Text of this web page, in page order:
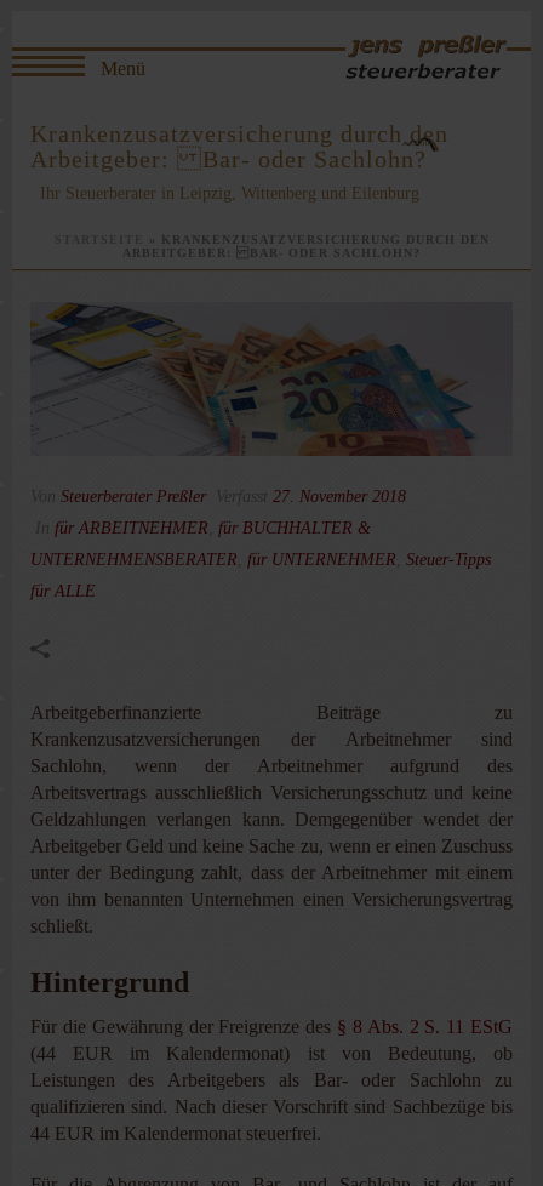
Krankenzusatzversicherung durch den
Arbeitgeber: Bar- oder Sachlohn?
Ihr Steuerberater in Leipzig, Wittenberg und Eilenburg
»
KRANKENZUSATZVERSICHERUNG DURCH DEN
ARBEITGEBER: BAR- ODER SACHLOHN?
Von Steuerberater Preßler Verfasst 27. November 2018
In für ARBEITNEHMER
für BUCHHALTER &
UNTERNEHMENSBERATER
für UNTERNEHMER Steuer-Tipps
für ALLE
Arbeitgeberfinanzierte Beiträge zu
Krankenzusatzversicherungen der Arbeitnehmer sind
Sachlohn, wenn der Arbeitnehmer aufgrund des
Arbeitsvertrags ausschließlich Versicherungsschutz und keine
Geldzahlungen verlangen kann. Demgegenüber wendet der
Arbeitgeber Geld und keine Sache zu, wenn er einen Zuschuss
unter der Bedingung zahlt, dass der Arbeitnehmer mit einem
von ihm benannten Unternehmen einen Versicherungsvertrag
schließt.
Hintergrund
Für die Gewährung der Freigrenze des § 8 Abs. 2 S. 11 EStG
(44 EUR im Kalendermonat) ist von Bedeutung, ob
Leistungen des Arbeitgebers als Bar- oder Sachlohn zu
qualifizieren sind. Nach dieser Vorschrift sind Sachbezüge bis
44 EUR im Kalendermonat steuerfrei.